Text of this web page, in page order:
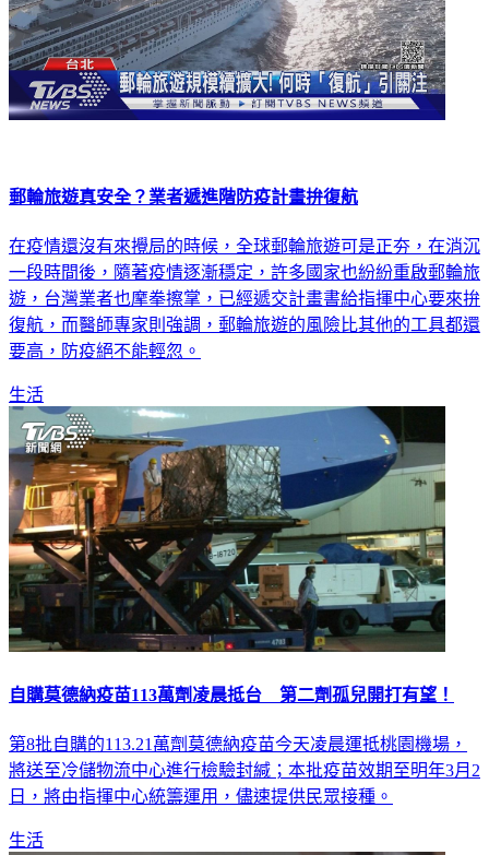
在疫情還沒有來攪局的時候，全球郵輪旅遊可是正夯，在消沉
一段時間後，隨著疫情逐漸穩定，許多國家也紛紛重啟郵輪旅
遊，台灣業者也摩拳擦掌，已經遞交計畫書給指揮中心要來拚
復航，而醫師專家則強調，郵輪旅遊的風險比其他的工具都還
生活
第8批自購的113.21萬劑莫德納疫苗今天凌晨運抵桃園機場，
將送至冷儲物流中心進行檢驗封緘；本批疫苗效期至明年3月2